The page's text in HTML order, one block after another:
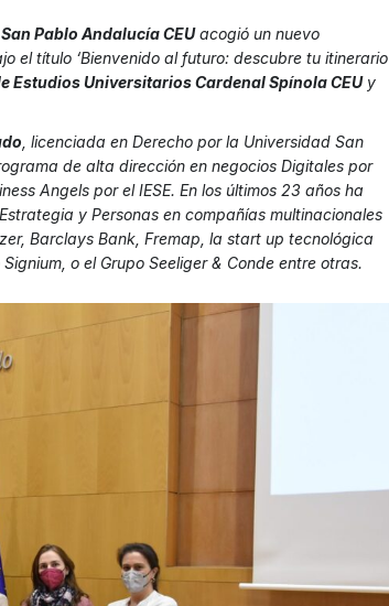
Pablo Andalucía CEUacogió un nuevo
el título ‘Bienvenido al futuro: descubre tu itinerario
Estudios Universitarios Cardenal Spínola CEUy
, licenciada en Derecho por la Universidad San
de alta dirección en negocios Digitales por
Angels por el IESE. En los últimos 23 años ha
y Personas en compañías multinacionales
Barclays Bank, Fremap, la start up tecnológica
o el Grupo Seeliger & Conde entre otras.